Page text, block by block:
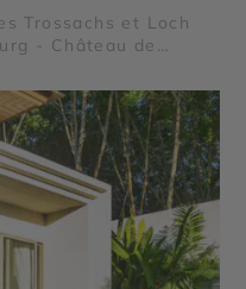
Trossachs et Loch
- Château de